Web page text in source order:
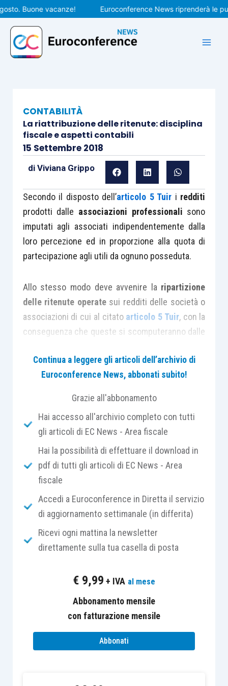
Vai
al
contenuto
Buone vacanze! Euroconference News riprenderà le
CONTABILITÀ
La riattribuzione delle ritenute: disciplina
fiscale e aspetti contabili
15 Settembre 2018
di Viviana Grippo
Secondo il disposto dell’articolo 5 Tuir i redditi
prodotti dalle associazioni professionali sono
imputati agli associati indipendentemente dalla
loro percezione ed in proporzione alla quota di
partecipazione agli utili da ognuno posseduta.
Allo stesso modo deve avvenire la ripartizione
delle ritenute operatesui redditi delle società o
associazioni di cui al citato articolo 5 Tuir, con la
conseguenza che queste si scomputeranno dalle
partecipanti nella medesima proporzione del
riparto degli utili.
introdotto la possibilità di restituire le ritenute
non utilizzate dai soci, associati o partecipanti
alla società o associazione.
Si tratta, chiaramente, di una possibilità molto
interessante che permette aisocieassociatidi
non trovarsi in continuo a credito verso l’Erario.
riattribuzione
, tuttavia, occorrerà
seguire un apposito
sintetizzabile come
durante l’anno la società/associazione
subisce leritenute sui compensi che
incassa dai propri clienti,
alla fine del periodo d’imposta le ritenute
imputate ai soci o associati
Continua a leggere gli articoli dell’archivio di
Euroconference News, abbonati subito!
Grazie all'abbonamento
Hai accesso all'archivio completo con tutti
gli articoli di EC News - Area fiscale
Hai la possibilità di effettuare il download in
pdf di tutti gli articoli di EC News - Area
fiscale
Accedi a Euroconference in Diretta il servizio
di aggiornamento settimanale (in differita)
Ricevi ogni mattina la newsletter
direttamente sulla tua casella di posta
€ 9,99 + IVA al mese
Abbonamento mensile
con fatturazione mensile
Abbonati